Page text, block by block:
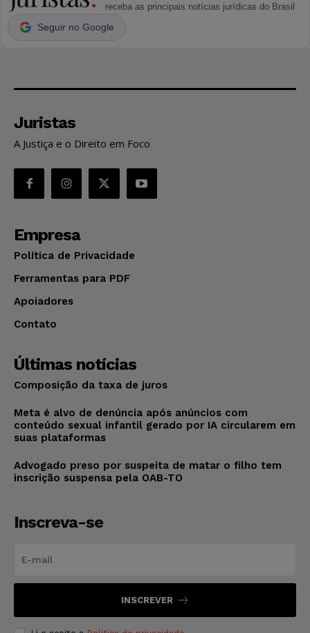
receba as principais notícias jurídicas do Brasil
Seguir no Google
Juristas
A Justiça e o Direito em Foco
Empresa
Política de Privacidade
Ferramentas para PDF
Apoiadores
Contato
Últimas notícias
Composição da taxa de juros
Meta é alvo de denúncia após anúncios com
conteúdo sexual infantil gerado por IA circularem em
suas plataformas
Advogado preso por suspeita de matar o filho tem
inscrição suspensa pela OAB-TO
Inscreva-se
INSCREVER